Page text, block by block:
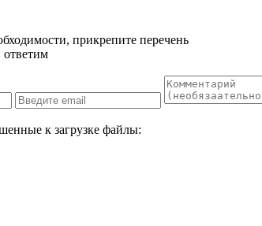
прикрепите перечень
к загрузке файлы: